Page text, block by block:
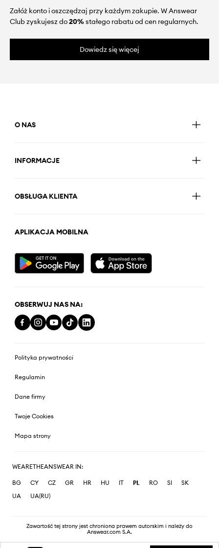
Załóż konto i oszczędzaj przy każdym zakupie. W Answear
Club zyskujesz do20%stałego rabatu od cen regularnych.
Dowiedz się więcej
O NAS
INFORMACJE
OBSŁUGA KLIENTA
APLIKACJA MOBILNA
OBSERWUJ NAS NA:
Polityka prywatności
Regulamin
Dane firmy
Twoje Cookies
Mapa strony
WEARETHEANSWEAR IN:
BG CY CZ GR HR HU IT PL RO SI
SK
UA
UA(RU)
Zawartość tej strony jest chroniona prawem autorskim i należy do
Answear.com S.A.